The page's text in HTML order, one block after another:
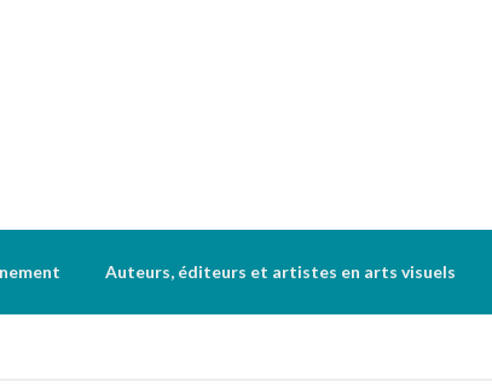
Auteurs, éditeurs et artistes en arts visuels